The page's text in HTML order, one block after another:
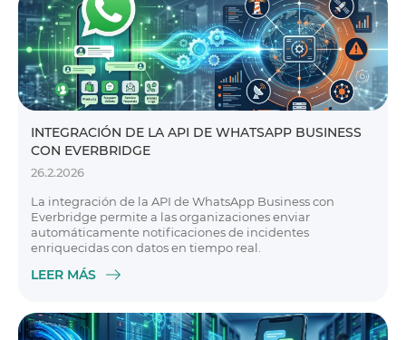
INTEGRACIÓN DE LA API DE WHATSAPP BUSINESS
CON EVERBRIDGE
26.2.2026
La integración de la API de WhatsApp Business con
Everbridge permite a las organizaciones enviar
automáticamente notificaciones de incidentes
enriquecidas con datos en tiempo real.
LEER MÁS